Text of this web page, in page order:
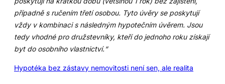
případně s ručením třetí osobou. Tyto úvěry se poskytují
vždy v kombinaci s následným hypotečním úvěrem. Jsou
tedy vhodné pro družstevníky, kteří do jednoho roku získají
byt do osobního vlastnictví.“
Hypotéka bez zástavy nemovitosti není sen, ale realita